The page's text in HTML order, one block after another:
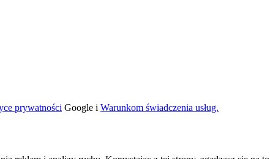
prywatności Google i Warunkom świadczenia usług.